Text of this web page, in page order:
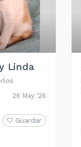
Linda
26 May '26
Guardar